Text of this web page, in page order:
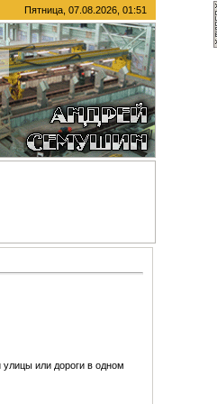
Пятница, 07.08.2026, 01:51
или дороги в одном